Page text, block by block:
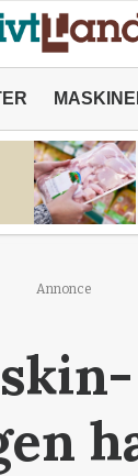
Annonce